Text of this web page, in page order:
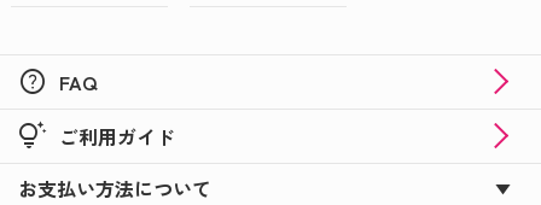
help FAQ
tips_and_updates ご利用ガイド
お支払い方法について